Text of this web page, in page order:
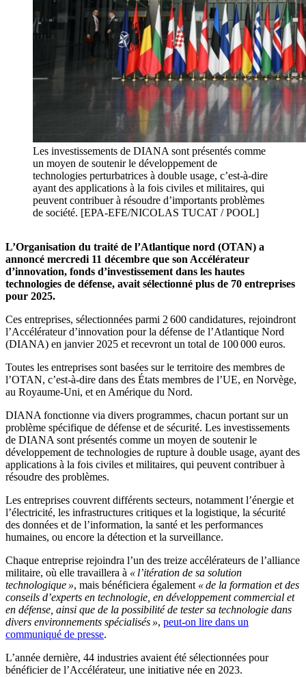
Les investissements de DIANA sont présentés comme
un moyen de soutenir le développement de
technologies perturbatrices à double usage, c’est-à-dire
ayant des applications à la fois civiles et militaires, qui
peuvent contribuer à résoudre d’importants problèmes
de société. [EPA-EFE/NICOLAS TUCAT / POOL]
L’Organisation du traité de l’Atlantique nord (OTAN) a
annoncé mercredi 11 décembre que son Accélérateur
d’innovation, fonds d’investissement dans les hautes
technologies de défense, avait sélectionné plus de 70 entreprises
pour 2025.
Ces entreprises, sélectionnées parmi 2 600 candidatures, rejoindront
l’Accélérateur d’innovation pour la défense de l’Atlantique Nord
(DIANA) en janvier 2025 et recevront un total de 100 000 euros.
Toutes les entreprises sont basées sur le territoire des membres de
l’OTAN, c’est-à-dire dans des États membres de l’UE, en Norvège,
au Royaume-Uni, et en Amérique du Nord.
DIANA fonctionne via divers programmes, chacun portant sur un
problème spécifique de défense et de sécurité. Les investissements
de DIANA sont présentés comme un moyen de soutenir le
développement de technologies de rupture à double usage, ayant des
applications à la fois civiles et militaires, qui peuvent contribuer à
résoudre des problèmes.
Les entreprises couvrent différents secteurs, notamment l’énergie et
l’électricité, les infrastructures critiques et la logistique, la sécurité
des données et de l’information, la santé et les performances
humaines, ou encore la détection et la surveillance.
Chaque entreprise rejoindra l’un des treize accélérateurs de l’alliance
militaire, où elle travaillera à « l’itération de sa solution
technologique », mais bénéficiera également « de la formation et des
conseils d’experts en technologie, en développement commercial et
en défense, ainsi que de la possibilité de tester sa technologie dans
divers environnements spécialisés », peut-on lire dans un
communiqué de presse.
L’année dernière, 44 industries avaient été sélectionnées pour
bénéficier de l’Accélérateur, une initiative née en 2023.